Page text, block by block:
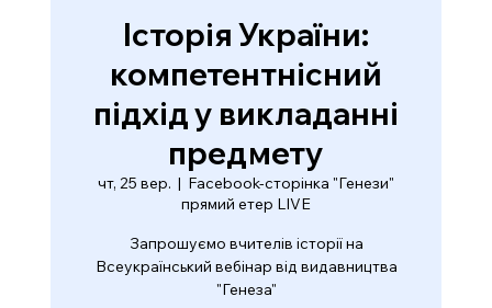
Історія України:
компетентнісний
підхід у викладанні
предмету
чт, 25 вер.
  |
Facebook-сторінка "Генези"
прямий етер LIVE
Запрошуємо вчителів історії на
Всеукраїнський вебінар від видавництва
"Генеза"